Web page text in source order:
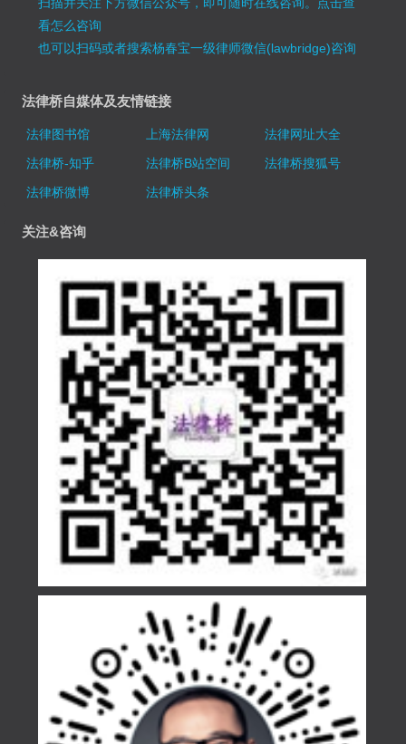
看怎么咨询
也可以扫码或者搜索杨春宝一级律师微信(lawbridge)咨询
法律桥自媒体及友情链接
法律图书馆 上海法律网
法律网址大全
法律桥-知乎
法律桥B站空间
法律桥搜狐号
法律桥微博
法律桥头条
关注&咨询